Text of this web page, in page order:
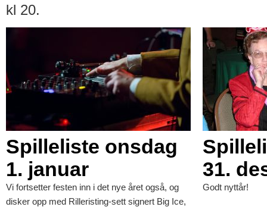
kl 20.
Spilleliste onsdag
1. januar
Vi fortsetter festen inn i det nye året også, og
disker opp med Rilleristing-sett signert Big Ice,
31.
Godt nyttår!